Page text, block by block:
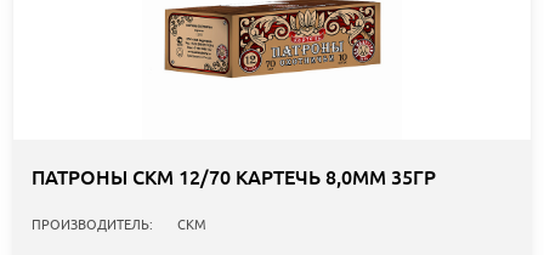
ПАТРОНЫ СКМ 12/70 КАРТЕЧЬ 8,0ММ 35ГР
ПРОИЗВОДИТЕЛЬ: СКМ